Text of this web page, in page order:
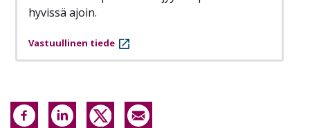
hyvissä ajoin.
Vastuullinen tiede